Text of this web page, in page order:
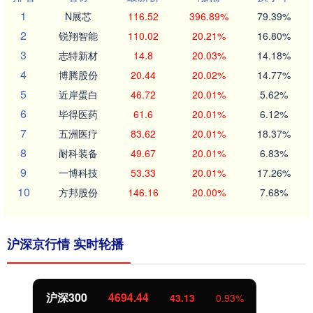
1
N展芯 116.52 396.89% 79.39%
2 锐翔智能 110.02 20.21% 16.80%
3 志特新材 14.8 20.03% 14.18%
4 博腾股份 20.44 20.02% 14.77%
5 近岸蛋白 46.72 20.01% 5.62%
6 毕得医药 61.6 20.01% 6.12%
7 五洲医疗 83.62 20.01% 18.37%
8 耐科装备 49.67 20.01% 6.83%
9 一博科技 53.33 20.01% 17.26%
10 方邦股份 146.16 20.00% 7.68%
沪深京行情 实时轮播
北证50 1134.24 11.37 1.01%